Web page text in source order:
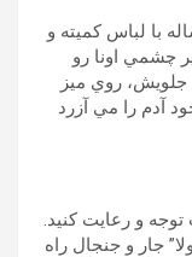
با لباس کميته و
چشمي اونا رو
جلويش، روي ميز
آدم را مي آزرد
و رعايت کنيد.
جار و جنجال راه